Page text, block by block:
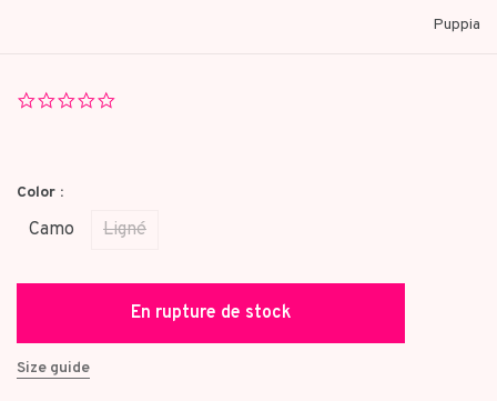
Puppia
Color :
Camo Ligné
En rupture de stock
Size guide